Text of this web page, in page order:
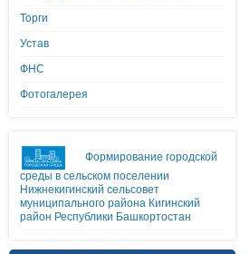
Торги
Устав
ФНС
Фотогалерея
Формирование городской
среды в сельском поселении
Нижнекигинский сельсовет
муниципального района Кигинский
район Республики Башкортостан